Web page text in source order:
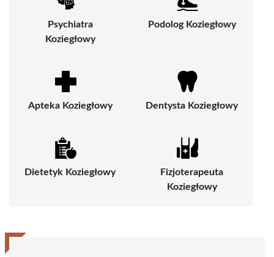
Psychiatra
Koziegłowy
Podolog Koziegłowy
Apteka Koziegłowy Dentysta Koziegłowy
Dietetyk Koziegłowy
Fizjoterapeuta
Koziegłowy